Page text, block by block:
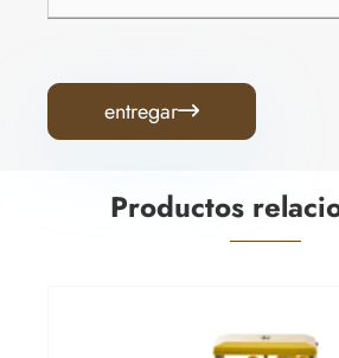
entregar
Productos